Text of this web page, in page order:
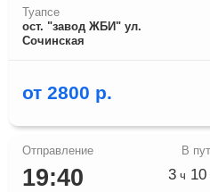
Туапсе
ост. "завод ЖБИ" ул.
Сочинская
от 2800 р.
19:40 3 ч 10